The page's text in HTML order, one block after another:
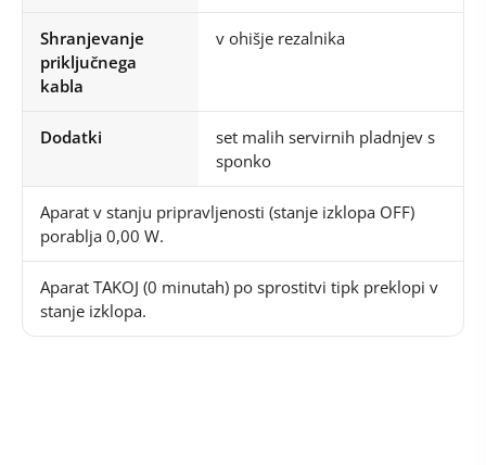
Shranjevanje
priključnega
kabla
v ohišje rezalnika
Dodatki
set malih servirnih pladnjev s
sponko
Aparat v stanju pripravljenosti (stanje izklopa OFF)
porablja 0,00 W.
Aparat TAKOJ (0 minutah) po sprostitvi tipk preklopi v
stanje izklopa.